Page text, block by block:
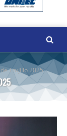
Trujillo 2025